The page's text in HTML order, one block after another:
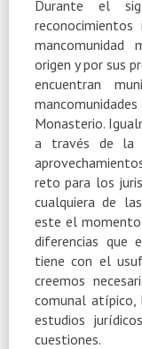
Durante el
mancomunidad
origen y por sus
encuentran
Monasterio.
a través de la
reto para los
cualquiera de
este el
diferencias que
tiene con el
creemos
comunal atípico,
estudios
cuestiones.